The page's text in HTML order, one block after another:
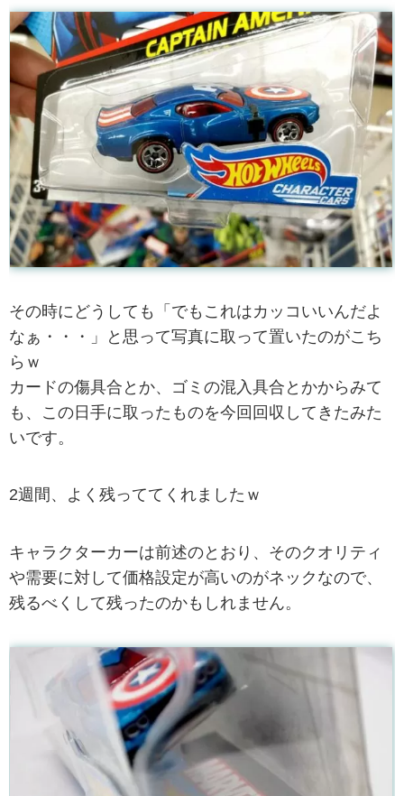
その時にどうしても「でもこれはカッコいいんだよ
なぁ・・・」と思って写真に取って置いたのがこち
らｗ
カードの傷具合とか、ゴミの混入具合とかからみて
も、この日手に取ったものを今回回収してきたみた
いです。
2週間、よく残っててくれましたｗ
キャラクターカーは前述のとおり、そのクオリティ
や需要に対して価格設定が高いのがネックなので、
残るべくして残ったのかもしれません。